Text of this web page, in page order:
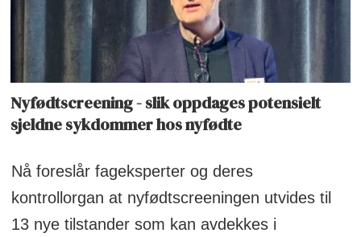
Nyfødtscreening - slik oppdages potensielt
sjeldne sykdommer hos nyfødte
Nå foreslår fageksperter og deres
kontrollorgan at nyfødtscreeningen utvides til
13 nye tilstander som kan avdekkes i